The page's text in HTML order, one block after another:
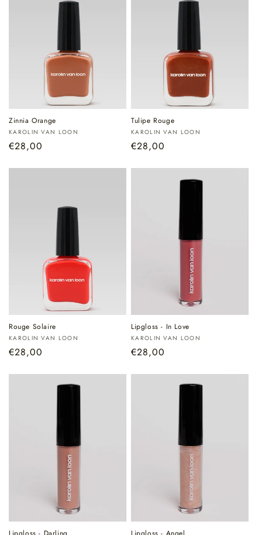
Zinnia Orange
Verkoper:
KAROLIN VAN LOON
Normale
€28,00
Tulipe Rouge
Verkoper:
KAROLIN VAN LOON
Normale
€28,00
Rouge Solaire
Verkoper:
KAROLIN VAN LOON
Normale
€28,00
Lipgloss - In Love
Verkoper:
KAROLIN VAN LOON
Normale
€28,00